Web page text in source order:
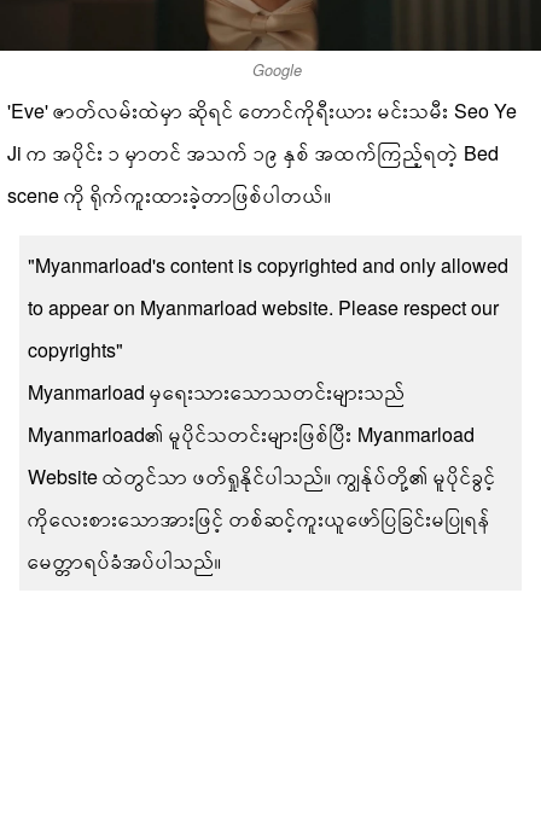
Google
'Eve' ဇာတ်လမ်းထဲမှာ ဆိုရင် တောင်ကိုရီးယား မင်းသမီး Seo Ye
Ji က အပိုင်း ၁ မှာတင် အသက် ၁၉ နှစ် အထက်ကြည့်ရတဲ့ Bed
scene ကို ရိုက်ကူးထားခဲ့တာဖြစ်ပါတယ်။
"Myanmarload's content is copyrighted and only allowed
to appear on Myanmarload website. Please respect our
copyrights"
Myanmarload မှရေးသားသောသတင်းများသည်
Myanmarload၏ မူပိုင်သတင်းများဖြစ်ပြီး Myanmarload
Website ထဲတွင်သာ ဖတ်ရှုနိုင်ပါသည်။ ကျွန်ုပ်တို့၏ မူပိုင်ခွင့်
ကိုလေးစားသောအားဖြင့် တစ်ဆင့်ကူးယူဖော်ပြခြင်းမပြုရန်
မေတ္တာရပ်ခံအပ်ပါသည်။